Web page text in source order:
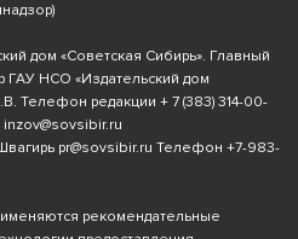
дом «Советская Сибирь». Главный
ГАУ НСО «Издательский дом
Телефон редакции + 7 (383) 314-00-
inzov@sovsibir.ru
pr@sovsibir.ru Телефон +7-983-
рекомендательные